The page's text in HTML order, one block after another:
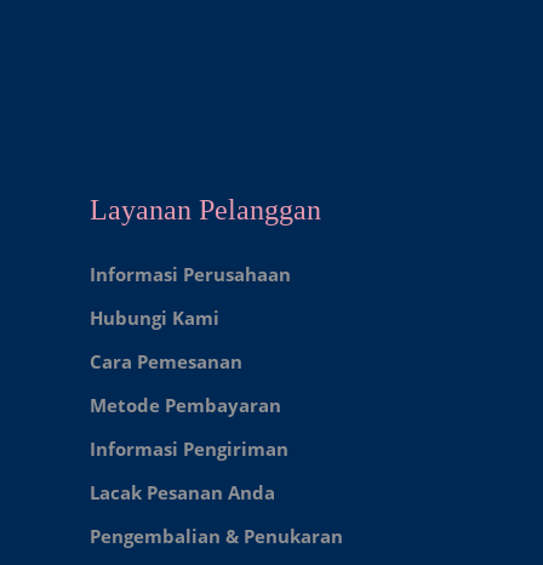
Layanan Pelanggan
Informasi Perusahaan
Hubungi Kami
Cara Pemesanan
Metode Pembayaran
Informasi Pengiriman
Lacak Pesanan Anda
Pengembalian & Penukaran